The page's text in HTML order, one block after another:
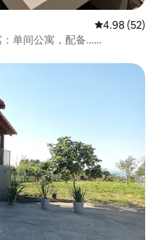
平均评分
4.98 (52)
单间公寓，配备……